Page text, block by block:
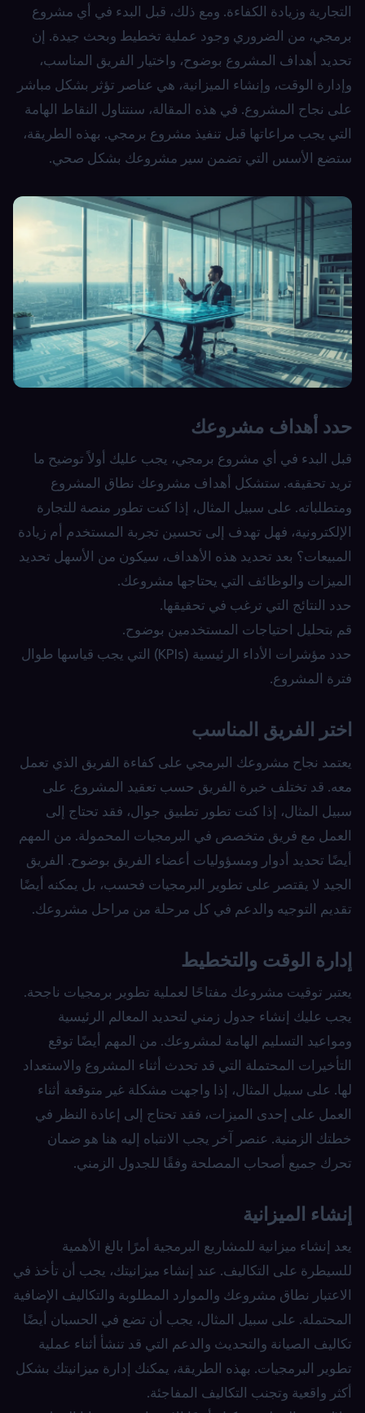
التجارية وزيادة الكفاءة. ومع ذلك، قبل البدء في أي مشروع
برمجي، من الضروري وجود عملية تخطيط وبحث جيدة. إن
تحديد أهداف المشروع بوضوح، واختيار الفريق المناسب،
وإدارة الوقت، وإنشاء الميزانية، هي عناصر تؤثر بشكل مباشر
على نجاح المشروع. في هذه المقالة، سنتناول النقاط الهامة
التي يجب مراعاتها قبل تنفيذ مشروع برمجي. بهذه الطريقة،
ستضع الأسس التي تضمن سير مشروعك بشكل صحي.
حدد أهداف مشروعك
قبل البدء في أي مشروع برمجي، يجب عليك أولاً توضيح ما
تريد تحقيقه. ستشكل أهداف مشروعك نطاق المشروع
ومتطلباته. على سبيل المثال، إذا كنت تطور منصة للتجارة
الإلكترونية، فهل تهدف إلى تحسين تجربة المستخدم أم زيادة
المبيعات؟ بعد تحديد هذه الأهداف، سيكون من الأسهل تحديد
الميزات والوظائف التي يحتاجها مشروعك.
حدد النتائج التي ترغب في تحقيقها.
قم بتحليل احتياجات المستخدمين بوضوح.
حدد مؤشرات الأداء الرئيسية (KPIs) التي يجب قياسها طوال
فترة المشروع.
اختر الفريق المناسب
يعتمد نجاح مشروعك البرمجي على كفاءة الفريق الذي تعمل
معه. قد تختلف خبرة الفريق حسب تعقيد المشروع. على
سبيل المثال، إذا كنت تطور تطبيق جوال، فقد تحتاج إلى
العمل مع فريق متخصص في البرمجيات المحمولة. من المهم
أيضًا تحديد أدوار ومسؤوليات أعضاء الفريق بوضوح. الفريق
الجيد لا يقتصر على تطوير البرمجيات فحسب، بل يمكنه أيضًا
تقديم التوجيه والدعم في كل مرحلة من مراحل مشروعك.
إدارة الوقت والتخطيط
يعتبر توقيت مشروعك مفتاحًا لعملية تطوير برمجيات ناجحة.
يجب عليك إنشاء جدول زمني لتحديد المعالم الرئيسية
ومواعيد التسليم الهامة لمشروعك. من المهم أيضًا توقع
التأخيرات المحتملة التي قد تحدث أثناء المشروع والاستعداد
لها. على سبيل المثال، إذا واجهت مشكلة غير متوقعة أثناء
العمل على إحدى الميزات، فقد تحتاج إلى إعادة النظر في
خطتك الزمنية. عنصر آخر يجب الانتباه إليه هنا هو ضمان
تحرك جميع أصحاب المصلحة وفقًا للجدول الزمني.
إنشاء الميزانية
يعد إنشاء ميزانية للمشاريع البرمجية أمرًا بالغ الأهمية
للسيطرة على التكاليف. عند إنشاء ميزانيتك، يجب أن تأخذ في
الاعتبار نطاق مشروعك والموارد المطلوبة والتكاليف الإضافية
المحتملة. على سبيل المثال، يجب أن تضع في الحسبان أيضًا
تكاليف الصيانة والتحديث والدعم التي قد تنشأ أثناء عملية
تطوير البرمجيات. بهذه الطريقة، يمكنك إدارة ميزانيتك بشكل
أكثر واقعية وتجنب التكاليف المفاجئة.